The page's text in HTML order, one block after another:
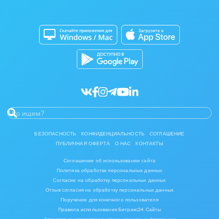
Инвестиционный бизнес
Интерьер, дизайн, декор
Консалтинговые и управленческие услуги
Мебель, лес, деревообработка
Медицина и фармацевтика
Металлургия
Кибербезопасность
Битрикс24 Маркет
Разработчикам приложений
БЕЗОПАСНОСТЬ КОНФИДЕНЦИАЛЬНОСТЬ
СОГЛАШЕНИЕ
ПУБЛИЧНАЯ ОФЕРТА
О НАС КОНТАКТЫ
Соглашение об использовании сайта
Политика обработки персональных данных
Согласие на обработку персональных данных
Отзыв согласия на обработку персональных данных
Поручение для конечного пользователя
Правила использования Битрикс24 Сайты